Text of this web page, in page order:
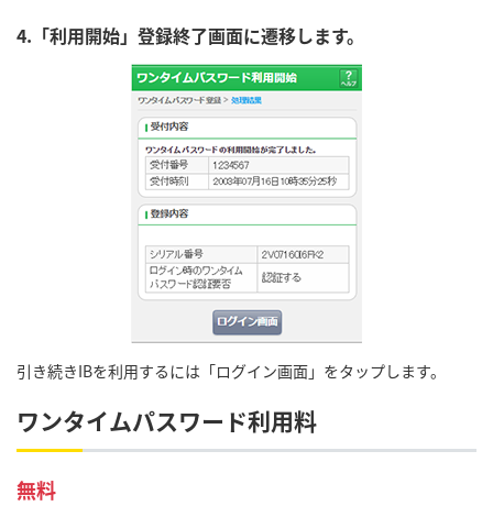
4.「利用開始」登録終了画面に遷移します。
引き続きIBを利用するには「ログイン画面」をタップします。
ワンタイムパスワード利用料
無料